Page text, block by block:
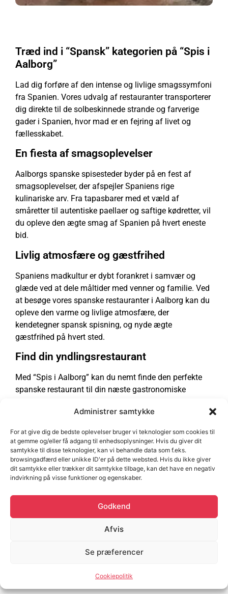
Administrer samtykke
For at give dig de bedste oplevelser bruger vi teknologier som cookies til
at gemme og/eller få adgang til enhedsoplysninger. Hvis du giver dit
samtykke til disse teknologier, kan vi behandle data som f.eks.
browsingadfærd eller unikke ID'er på dette websted. Hvis du ikke giver
dit samtykke eller trækker dit samtykke tilbage, kan det have en negativ
indvirkning på visse funktioner og egenskaber.
Godkend
Afvis
Se præferencer
Cookiepolitik
Træd ind i “Spansk” kategorien på “Spis i
Aalborg”
Lad dig forføre af den intense og livlige smagssymfoni
fra Spanien. Vores udvalg af restauranter transporterer
dig direkte til de solbeskinnede strande og farverige
gader i Spanien, hvor mad er en fejring af livet og
fællesskabet.
En fiesta af smagsoplevelser
Aalborgs spanske spisesteder byder på en fest af
smagsoplevelser, der afspejler Spaniens rige
kulinariske arv. Fra tapasbarer med et væld af
småretter til autentiske paellaer og saftige kødretter, vil
du opleve den ægte smag af Spanien på hvert eneste
bid.
Livlig atmosfære og gæstfrihed
Spaniens madkultur er dybt forankret i samvær og
glæde ved at dele måltider med venner og familie. Ved
at besøge vores spanske restauranter i Aalborg kan du
opleve den varme og livlige atmosfære, der
kendetegner spansk spisning, og nyde ægte
gæstfrihed på hvert sted.
Find din yndlingsrestaurant
Med “Spis i Aalborg” kan du nemt finde den perfekte
spanske restaurant til din næste gastronomiske
tapasbar eller en finere spisning med autentiske
at finde din næste favorit blandt vores udvalg af
spanske perler.
Tag med på en kulinarisk rejse til Spanien
på en kulinarisk rejse til Spanien. Lad dig forføre af de
gæstfrihed, som Spanien har at byde på. Velkommen
rejse til det solrige og smagfulde Spanien.